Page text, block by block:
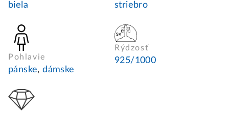
biela striebro
Pohlavie
pánske,dámske
Rýdzosť
925/1000